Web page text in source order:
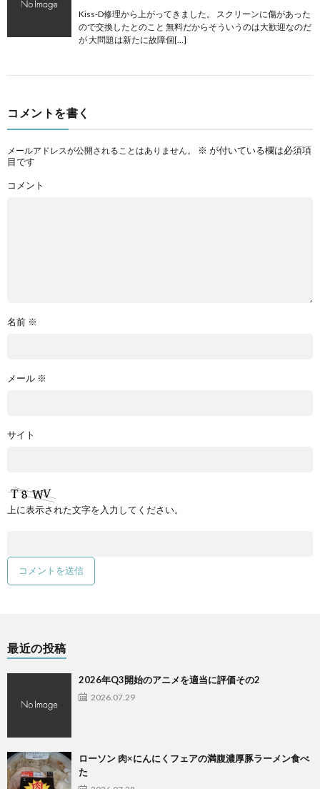
Kiss-D修理から上がってきました。 スクリーンに傷があった
ので交換したとのこと 無料だからそういうのは大歓迎なのだ
が 大問題は新たに故障個[…]
コメントを書く
メールアドレスが公開されることはありません。 ※ が付いている欄は必須項
目です
コメント
名前 ※
メール ※
サイト
上に表示された文字を入力してください。
最近の投稿
2026年Q3開始のアニメを適当に評価その2
2026.07.29
ローソン 肉×にんにくフェアの満腹濃厚豚ラーメン食べ
た